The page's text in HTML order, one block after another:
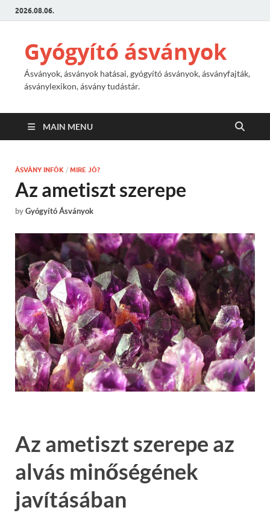
2026.08.06.
Gyógyító ásványok
Ásványok, ásványok hatásai, gyógyító ásványok, ásványfajták,
ásványlexikon, ásvány tudástár.
MAIN MENU
ÁSVÁNY INFÓK / MIRE JÓ?
Az ametiszt szerepe
byGyógyító Ásványok
Az ametiszt szerepe az
alvás minőségének
javításában